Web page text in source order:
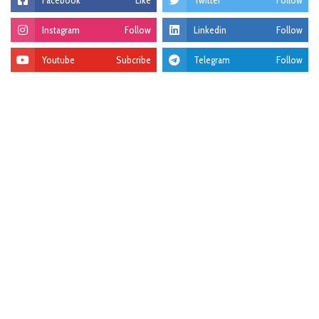
Instagram Follow Linkedin Follow
Youtube Subcribe Telegram Follow